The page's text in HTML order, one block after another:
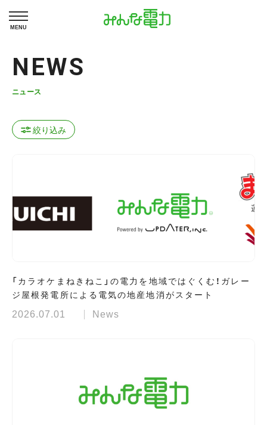
MENU
NEWS
ニュース
絞り込み
「カラオケまねきねこ」の電力を地域ではぐくむ！ガレー
ジ屋根発電所による電気の地産地消がスタート
2026.07.01 News